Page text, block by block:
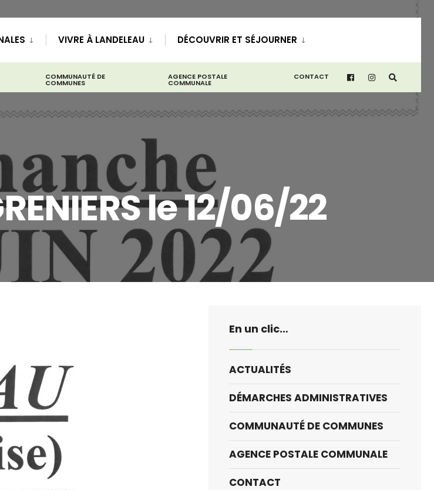
VIVRE À LANDELEAU DÉCOUVRIR ET SÉJOURNER
COMMUNAUTÉ DE
COMMUNES
AGENCE POSTALE
COMMUNALE
CONTACT
le 12/06/22
En un clic…
ACTUALITÉS
DÉMARCHES ADMINISTRATIVES
COMMUNAUTÉ DE COMMUNES
AGENCE POSTALE COMMUNALE
CONTACT